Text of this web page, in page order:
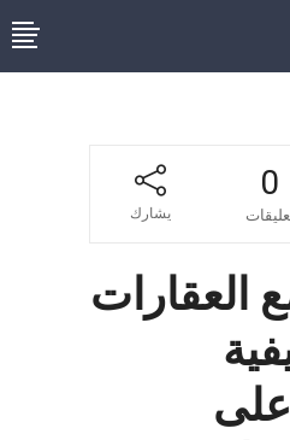
0
يشارك
العقارات